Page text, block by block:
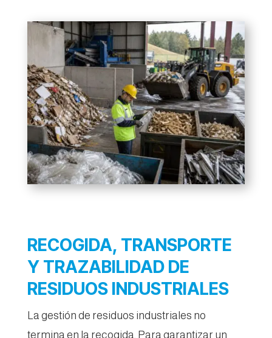
RECOGIDA, TRANSPORTE
Y TRAZABILIDAD DE
RESIDUOS INDUSTRIALES
La gestión de residuos industriales no
termina en la recogida. Para garantizar un